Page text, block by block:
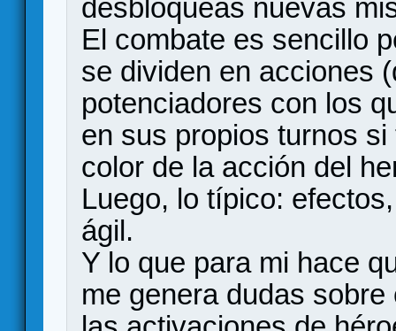
desbloqueas nuevas
El combate es sencillo
se dividen en acciones
potenciadores con los
en sus propios turnos
color de la acción del
Luego, lo típico:
ágil.
Y lo que para mi hace
me genera dudas